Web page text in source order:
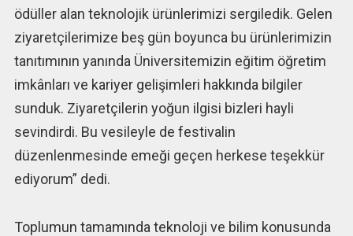
ödüller alan teknolojik ürünlerimizi sergiledik. Gelen
ziyaretçilerimize beş gün boyunca bu ürünlerimizin
tanıtımının yanında Üniversitemizin eğitim öğretim
imkânları ve kariyer gelişimleri hakkında bilgiler
sunduk. Ziyaretçilerin yoğun ilgisi bizleri hayli
sevindirdi. Bu vesileyle de festivalin
düzenlenmesinde emeği geçen herkese teşekkür
ediyorum” dedi.
Toplumun tamamında teknoloji ve bilim konusunda